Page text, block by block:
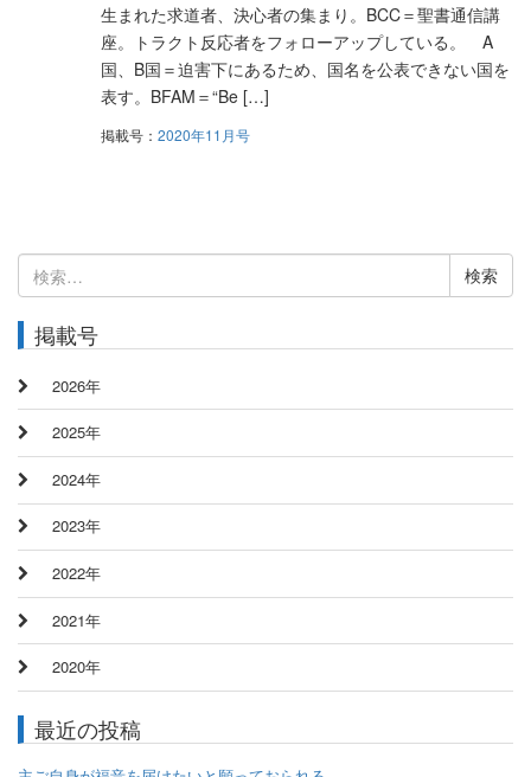
生まれた求道者、決心者の集まり。BCC＝聖書通信講
座。トラクト反応者をフォローアップしている。 A
国、B国＝迫害下にあるため、国名を公表できない国を
表す。BFAM＝“Be […]
掲載号： 2020年11月号
索:
掲載号
2026年
2025年
2024年
2023年
2022年
2021年
2020年
最近の投稿